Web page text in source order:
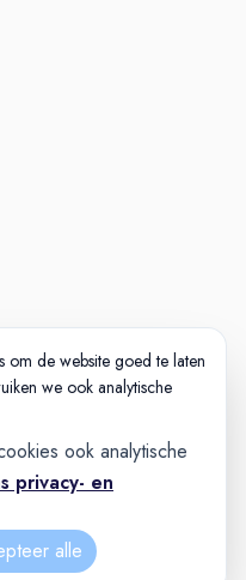
de website goed te laten
we ook analytische
ook analytische
privacy- en
alle